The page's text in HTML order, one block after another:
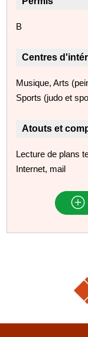
B
Centres
Musique, Arts
Sports (judo et
Atouts et
Lecture de plans
Internet, mail